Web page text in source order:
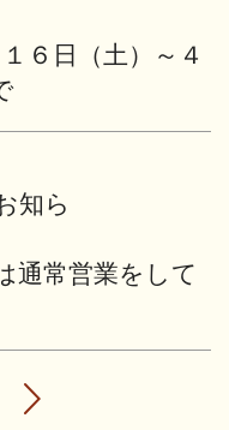
６日（土）～４
で
知ら
通常営業をして